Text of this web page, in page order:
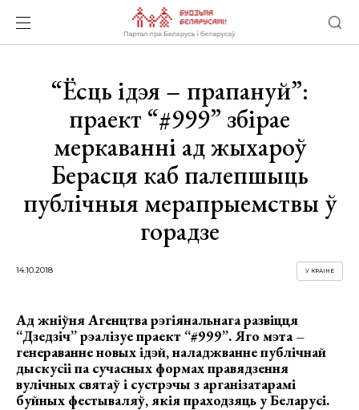
“Ёсць ідэя – прапануй”:
праект “#999” збірае
меркаванні ад жыхароў
Берасця каб палепшыць
публічныя мерапрыемствы ў
горадзе
14.10.2018 У КРАІНЕ
Ад жніўня Агенцтва рэгіянальнага развіцця
“Дзедзіч” рэалізуе праект “#999”. Яго мэта –
генераванне новых ідэй, наладжванне публічнай
дыскусіі па сучасных формах правядзення
вулічных святаў і сустрэчы з арганізатарамі
буйных фестываляў, якія праходзяць у Беларусі.